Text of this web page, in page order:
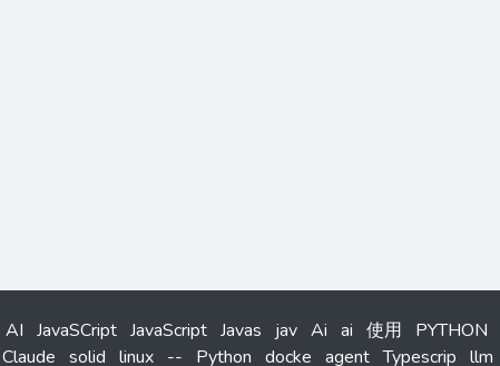
AI JavaSCript JavaScript Javas jav Ai ai 使用 PYTHON
Claude solid linux -- Python docke agent Typescrip llm